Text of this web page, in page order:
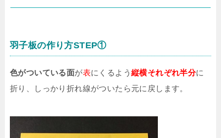
羽子板の作り方STEP①
色がついている面が表にくるよう縦横それぞれ半分に
折り、しっかり折れ線がついたら元に戻します。